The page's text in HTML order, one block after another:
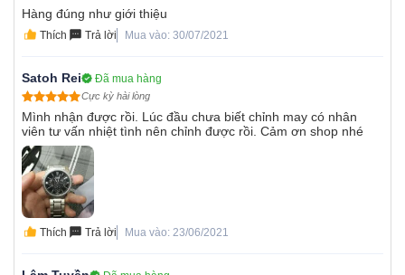
Hàng đúng như giới thiệu
Thích Trả lời Mua vào: 30/07/2021
Satoh Rei Đã mua hàng
Cực kỳ hài lòng
Mình nhận được rồi. Lúc đầu chưa biết chỉnh may có nhân
viên tư vấn nhiệt tình nên chỉnh được rồi. Cảm ơn shop nhé
Thích Trả lời Mua vào: 23/06/2021